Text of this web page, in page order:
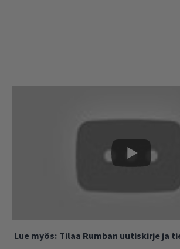
Lue myös: Tilaa Rumban uutiskirje ja